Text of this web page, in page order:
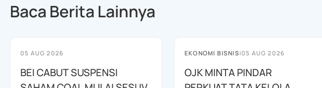
Baca Berita Lainnya
05 AUG 2026
BEI CABUT SUSPENSI
EKONOMI BISNIS|05 AUG 2026
OJK MINTA PINDAR